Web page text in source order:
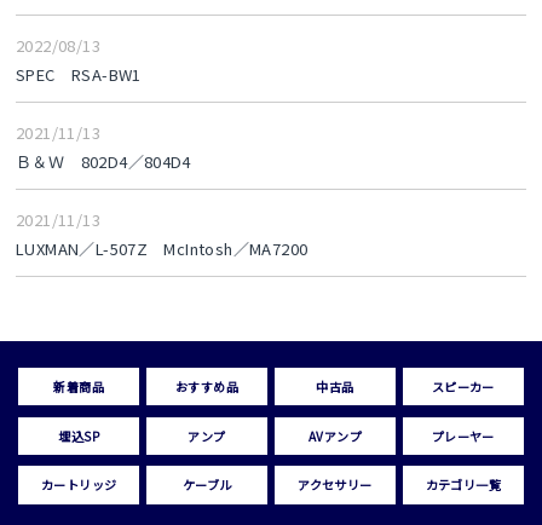
2022/08/13
SPEC RSA-BW1
2021/11/13
Ｂ＆Ｗ 802D4／804D4
2021/11/13
LUXMAN／L-507Z McIntosh／MA7200
新着商品 おすすめ品 中古品 スピーカー
埋込SP アンプ AVアンプ プレーヤー
カートリッジ ケーブル アクセサリー カテゴリ一覧